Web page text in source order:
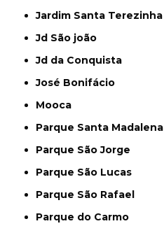
Jardim Santa Terezinha
Jd São joão
Jd da Conquista
José Bonifácio
Mooca
Parque Santa Madalena
Parque São Jorge
Parque São Lucas
Parque São Rafael
Parque do Carmo